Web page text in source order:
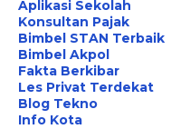
Aplikasi Sekolah
Konsultan Pajak
Bimbel STAN Terbaik
Bimbel Akpol
Fakta Berkibar
Les Privat Terdekat
Blog Tekno
Info Kota